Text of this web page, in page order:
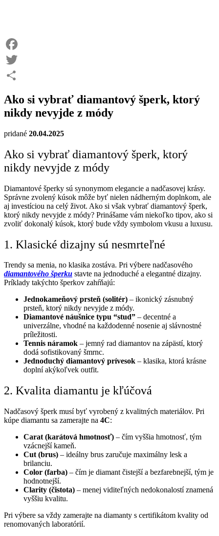
Facebook
Twitter
Ako si vybrať diamantový šperk, ktorý
nikdy nevyjde z módy
pridané 20.04.2025
Ako si vybrať diamantový šperk, ktorý
nikdy nevyjde z módy
Diamantové šperky sú synonymom elegancie a nadčasovej krásy.
Správne zvolený kúsok môže byť nielen nádherným doplnkom, ale
aj investíciou na celý život. Ako si však vybrať diamantový šperk,
ktorý nikdy nevyjde z módy? Prinášame vám niekoľko tipov, ako si
zvoliť dokonalý kúsok, ktorý bude vždy symbolom vkusu a luxusu.
1. Klasické dizajny sú nesmrteľné
Trendy sa menia, no klasika zostáva. Pri výbere nadčasového
diamantového šperku stavte na jednoduché a elegantné dizajny.
Príklady takýchto šperkov zahŕňajú:
Jednokameňový prsteň (solitér) – ikonický zásnubný
prsteň, ktorý nikdy nevyjde z módy.
Diamantové náušnice typu “stud” – decentné a
univerzálne, vhodné na každodenné nosenie aj slávnostné
príležitosti.
Tennis náramok – jemný rad diamantov na zápästí, ktorý
dodá sofistikovaný šmrnc.
Jednoduchý diamantový prívesok – klasika, ktorá krásne
doplní akýkoľvek outfit.
2. Kvalita diamantu je kľúčová
Nadčasový šperk musí byť vyrobený z kvalitných materiálov. Pri
kúpe diamantu sa zamerajte na 4C:
Carat (karátová hmotnosť) – čím vyššia hmotnosť, tým
vzácnejší kameň.
Cut (brus) – ideálny brus zaručuje maximálny lesk a
brilanciu.
Color (farba) – čím je diamant čistejší a bezfarebnejší, tým je
hodnotnejší.
Clarity (čistota) – menej viditeľných nedokonalostí znamená
vyššiu kvalitu.
Pri výbere sa vždy zamerajte na diamanty s certifikátom kvality od
renomovaných laboratórií.